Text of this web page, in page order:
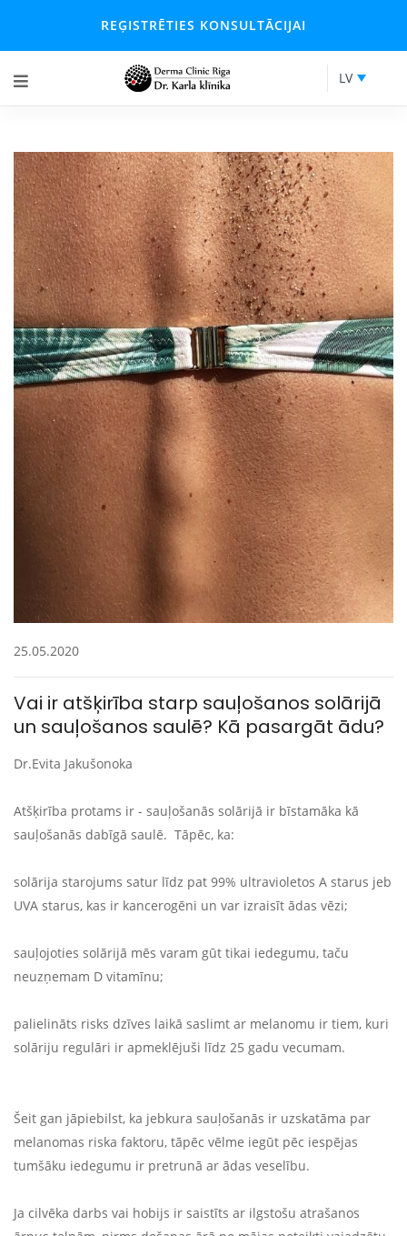
REĢISTRĒTIES KONSULTĀCIJAI
LV
25.05.2020
Vai ir atšķirība starp sauļošanos solārijā
un sauļošanos saulē? Kā pasargāt ādu?
Dr.Evita Jakušonoka
Atšķirība protams ir - sauļošanās solārijā ir bīstamāka kā
sauļošanās dabīgā saulē. Tāpēc, ka:
solārija starojums satur līdz pat 99% ultravioletos A starus jeb
UVA starus, kas ir kancerogēni un var izraisīt ādas vēzi;
sauļojoties solārijā mēs varam gūt tikai iedegumu, taču
neuzņemam D vitamīnu;
palielināts risks dzīves laikā saslimt ar melanomu ir tiem, kuri
solāriju regulāri ir apmeklējuši līdz 25 gadu vecumam.
Šeit gan jāpiebilst, ka jebkura sauļošanās ir uzskatāma par
melanomas riska faktoru, tāpēc vēlme iegūt pēc iespējas
tumšāku iedegumu ir pretrunā ar ādas veselību.
Ja cilvēka darbs vai hobijs ir saistīts ar ilgstošu atrašanos